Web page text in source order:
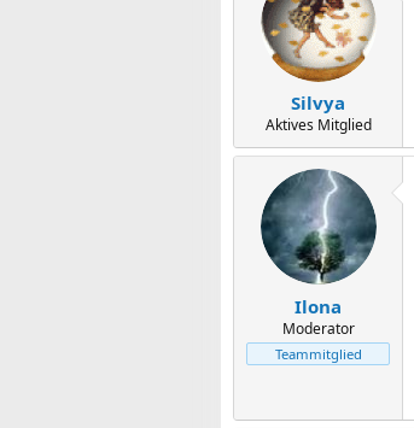
Silvya
Aktives Mitglied
Ilona
Moderator
Teammitglied